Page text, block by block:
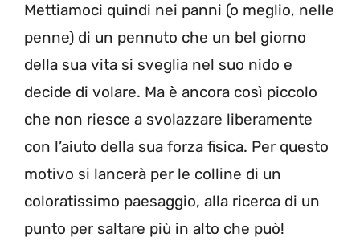
Mettiamoci quindi nei panni (o meglio, nelle
penne) di un pennuto che un bel giorno
della sua vita si sveglia nel suo nido e
decide di volare. Ma è ancora così piccolo
che non riesce a svolazzare liberamente
con l’aiuto della sua forza fisica. Per questo
motivo si lancerà per le colline di un
coloratissimo paesaggio, alla ricerca di un
punto per saltare più in alto che può!